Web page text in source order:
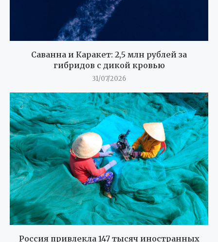
Саванна и Каракет: 2,5 млн рублей за
гибридов с дикой кровью
31/07/2026
Россия привлекла 147 тысяч иностранных